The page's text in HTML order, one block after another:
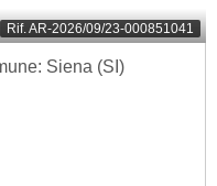
Rif.AR-2026/09/23-000851041
Siena (SI)